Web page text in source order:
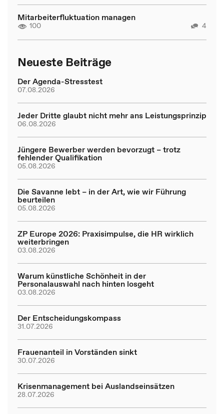
Mitarbeiterfluktuation managen
100 4
Neueste Beiträge
Der Agenda-Stresstest
07.08.2026
Jeder Dritte glaubt nicht mehr ans Leistungsprinzip
06.08.2026
Jüngere Bewerber werden bevorzugt – trotz
fehlender Qualifikation
05.08.2026
Die Savanne lebt – in der Art, wie wir Führung
beurteilen
05.08.2026
ZP Europe 2026: Praxisimpulse, die HR wirklich
weiterbringen
03.08.2026
Warum künstliche Schönheit in der
Personalauswahl nach hinten losgeht
03.08.2026
Der Entscheidungskompass
31.07.2026
Frauenanteil in Vorständen sinkt
30.07.2026
Krisenmanagement bei Auslandseinsätzen
28.07.2026